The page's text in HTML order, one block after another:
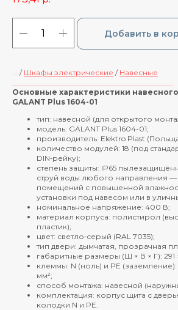
Добавить в
... / Шкафы электрические / Навесные
Основные характеристики
GALANT Plus 1604-01
тип: навесной (для открытого
модель: GALANT Plus 1604-01;
производитель: Elektro Plast
количество модулей: 18 (под
DIN‑рейку);
степень защиты: IP65
струй воды любого направления —
помещений с повышенной
установки под навесом или в
номинальное напряжение: 400 В;
материал корпуса: полистирол
пластик);
цвет: светло‑серый (RAL 7035);
тип двери: дымчатая, прозрачная
габаритные размеры (Ш × В × Г): 291
клеммы: N (ноль) и PE (заземление):
мм²;
способ монтажа: навесной
комплектация: корпус щита с
колодки N и PE.